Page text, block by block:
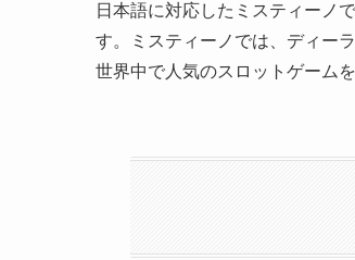
日本語に対応したミスティーノ
す。ミスティーノでは、ディー
世界中で人気のスロットゲーム